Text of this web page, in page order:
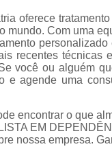
oferece
mundo. Com uma
recentes técnicas
você ou alguém
e agende uma
encontrar o que
EM
nossa empresa.